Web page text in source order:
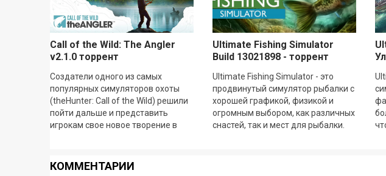
Call of the Wild: The Angler
v2.1.0 торрент
Создатели одного из самых
популярных симуляторов охоты
(theHunter: Call of the Wild) решили
пойти дальше и представить
игрокам свое новое творение в
Ultimate Fishing Simulator
Build 13021898 - торрент
Ultimate Fishing Simulator - это
продвинутый симулятор рыбалки с
хорошей графикой, физикой и
огромным выбором, как различных
снастей, так и мест для рыбалки.
КОММЕНТАРИИ